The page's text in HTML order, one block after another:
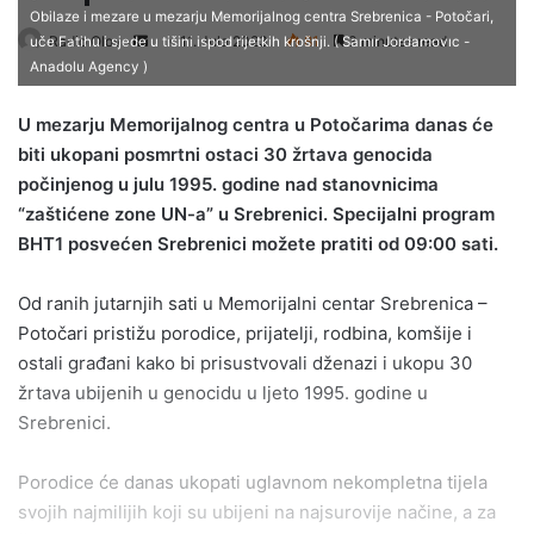
Radio Olovo
Send11. Jula 2023. 81 3 minutes read
Obilaze i mezare u mezarju Memorijalnog centra Srebrenica - Potočari,
uče Fatihu i sjede u tišini ispod rijetkih krošnji. ( Samır Jordamovıc -
Anadolu Agency )
U mezarju Memorijalnog centra u Potočarima danas će
biti ukopani posmrtni ostaci 30 žrtava genocida
počinjenog u julu 1995. godine nad stanovnicima
“zaštićene zone UN-a” u Srebrenici. Specijalni program
BHT1 posvećen Srebrenici možete pratiti od 09:00 sati.
Od ranih jutarnjih sati u Memorijalni centar Srebrenica –
Potočari pristižu porodice, prijatelji, rodbina, komšije i
ostali građani kako bi prisustvovali dženazi i ukopu 30
žrtava ubijenih u genocidu u ljeto 1995. godine u
Srebrenici.
Porodice će danas ukopati uglavnom nekompletna tijela
svojih najmilijih koji su ubijeni na najsurovije načine, a za